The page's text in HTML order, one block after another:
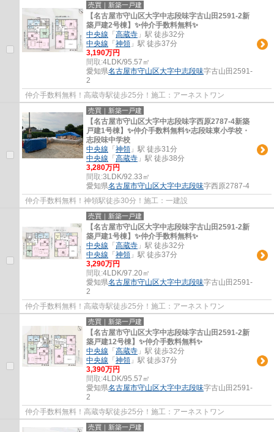
売買｜新築一戸建
【名古屋市守山区大字中志段味字古山田2591-2新
築戸建2号棟】✨️仲介手数料無料✨️
中央線 「 高蔵寺 」駅 徒歩32分
中央線 「 神領 」駅 徒歩37分
3,190万円
間取:4LDK/95.57㎡
愛知県名古屋市守山区大字中志段味字古山田2591-
2
仲介手数料無料！高蔵寺駅徒歩25分！施工：アーネストワン
売買｜新築一戸建
【名古屋市守山区大字中志段味字西原2787-4新築
戸建1号棟】✨️仲介手数料無料✨️志段味東小学校・
志段味中学校
中央線 「 神領 」駅 徒歩31分
中央線 「 高蔵寺 」駅 徒歩38分
3,280万円
間取:3LDK/92.33㎡
愛知県名古屋市守山区大字中志段味字西原2787-4
仲介手数料無料！神領駅徒歩30分！施工：一建設
売買｜新築一戸建
【名古屋市守山区大字中志段味字古山田2591-2新
築戸建1号棟】✨️仲介手数料無料✨️
中央線 「 高蔵寺 」駅 徒歩32分
中央線 「 神領 」駅 徒歩37分
3,290万円
間取:4LDK/97.20㎡
愛知県名古屋市守山区大字中志段味字古山田2591-
2
仲介手数料無料！高蔵寺駅徒歩25分！施工：アーネストワン
売買｜新築一戸建
【名古屋市守山区大字中志段味字古山田2591-2新
築戸建12号棟】✨️仲介手数料無料✨️
中央線 「 高蔵寺 」駅 徒歩32分
中央線 「 神領 」駅 徒歩37分
3,390万円
間取:4LDK/95.57㎡
愛知県名古屋市守山区大字中志段味字古山田2591-
2
仲介手数料無料！高蔵寺駅徒歩25分！施工：アーネストワン
売買｜新築一戸建